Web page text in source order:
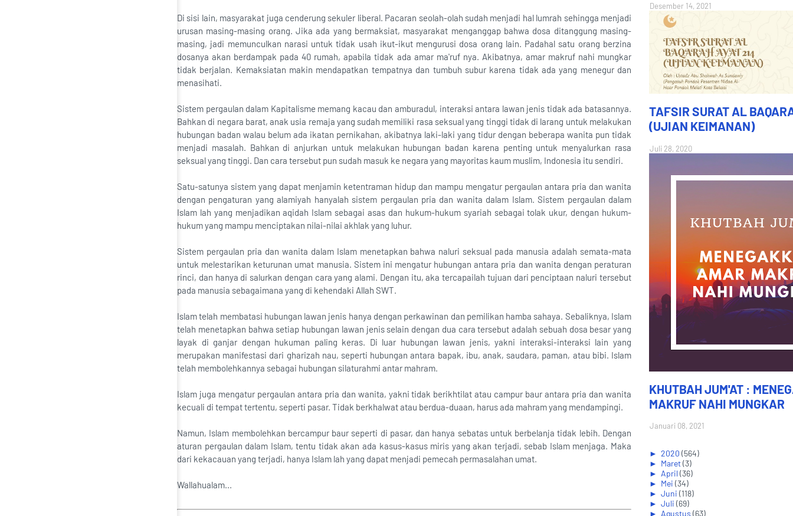
Di sisi lain, masyarakat juga cenderung sekuler liberal. Pacaran seolah-olah sudah menjadi hal lumrah sehingga menjadi
urusan masing-masing orang. Jika ada yang bermaksiat, masyarakat menganggap bahwa dosa ditanggung masing-
masing, jadi memunculkan narasi untuk tidak usah ikut-ikut mengurusi dosa orang lain. Padahal satu orang berzina
dosanya akan berdampak pada 40 rumah, apabila tidak ada amar ma'ruf nya. Akibatnya, amar makruf nahi mungkar
tidak berjalan. Kemaksiatan makin mendapatkan tempatnya dan tumbuh subur karena tidak ada yang menegur dan
menasihati.
Sistem pergaulan dalam Kapitalisme memang kacau dan amburadul, interaksi antara lawan jenis tidak ada batasannya.
Bahkan di negara barat, anak usia remaja yang sudah memiliki rasa seksual yang tinggi tidak di larang untuk melakukan
hubungan badan walau belum ada ikatan pernikahan, akibatnya laki-laki yang tidur dengan beberapa wanita pun tidak
menjadi masalah. Bahkan di anjurkan untuk melakukan hubungan badan karena penting untuk menyalurkan rasa
seksual yang tinggi. Dan cara tersebut pun sudah masuk ke negara yang mayoritas kaum muslim, Indonesia itu sendiri.
Satu-satunya sistem yang dapat menjamin ketentraman hidup dan mampu mengatur pergaulan antara pria dan wanita
dengan pengaturan yang alamiyah hanyalah sistem pergaulan pria dan wanita dalam Islam. Sistem pergaulan dalam
Islam lah yang menjadikan aqidah Islam sebagai asas dan hukum-hukum syariah sebagai tolak ukur, dengan hukum-
hukum yang mampu menciptakan nilai-nilai akhlak yang luhur.
Sistem pergaulan pria dan wanita dalam Islam menetapkan bahwa naluri seksual pada manusia adalah semata-mata
untuk melestarikan keturunan umat manusia. Sistem ini mengatur hubungan antara pria dan wanita dengan peraturan
rinci, dan hanya di salurkan dengan cara yang alami. Dengan itu, aka tercapailah tujuan dari penciptaan naluri tersebut
pada manusia sebagaimana yang di kehendaki Allah SWT.
Islam telah membatasi hubungan lawan jenis hanya dengan perkawinan dan pemilikan hamba sahaya. Sebaliknya, Islam
telah menetapkan bahwa setiap hubungan lawan jenis selain dengan dua cara tersebut adalah sebuah dosa besar yang
layak di ganjar dengan hukuman paling keras. Di luar hubungan lawan jenis, yakni interaksi-interaksi lain yang
merupakan manifestasi dari gharizah nau, seperti hubungan antara bapak, ibu, anak, saudara, paman, atau bibi. Islam
telah membolehkannya sebagai hubungan silaturahmi antar mahram.
Islam juga mengatur pergaulan antara pria dan wanita, yakni tidak berikhtilat atau campur baur antara pria dan wanita
kecuali di tempat tertentu, seperti pasar. Tidak berkhalwat atau berdua-duaan, harus ada mahram yang mendampingi.
Namun, Islam membolehkan bercampur baur seperti di pasar, dan hanya sebatas untuk berbelanja tidak lebih. Dengan
aturan pergaulan dalam Islam, tentu tidak akan ada kasus-kasus miris yang akan terjadi, sebab Islam menjaga. Maka
dari kekacauan yang terjadi, hanya Islam lah yang dapat menjadi pemecah permasalahan umat.
Wallahualam...
Desember 14, 2021
TAFSIR SURAT AL
(UJIAN KEIMANAN)
Juli 28, 2020
KHUTBAH JUM'AT :
MAKRUF NAHI MUNGKAR
Januari 08, 2021
► 2020 (564)
► Maret(3)
► April(36)
► Mei (34)
► Juni (118)
► Juli (69)
► Agustus (63)